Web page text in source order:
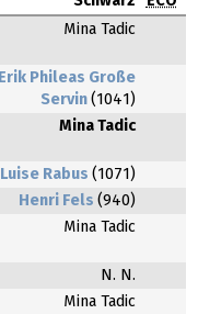
Mina Tadic
Erik Phileas Große
Servin (1041)
Mina Tadic
Luise Rabus (1071)
Henri Fels (940)
Mina Tadic
N. N.
Mina Tadic